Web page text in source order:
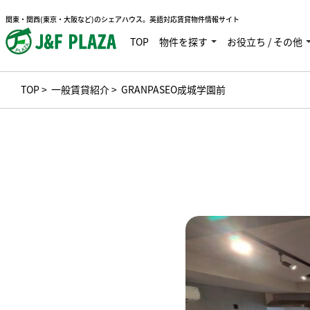
関東・関西(東京・大阪など)のシェアハウス。英語対応賃貸物件情報サイト
TOP 物件を探す お役立ち / その他
TOP> 一般賃貸紹介> GRANPASEO成城学園前